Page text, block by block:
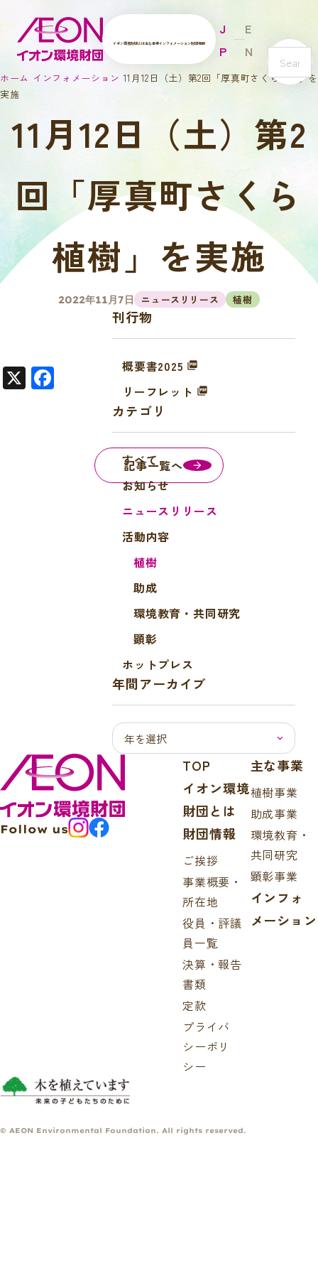
イオン環境財団とは主な事業インフォメーション財団情報
J
P
E
N
s
e
r
c
ホーム インフォメーション 11月12日（土）第2回「厚真町さくら植樹」を
実施
11月12日（土）第2
回「厚真町さくら
植樹」を実施
2022年11月7日 ニュースリリース 植樹
X
記事一覧へ
刊行物
概要書2025
リーフレット
カテゴリ
すべて
お知らせ
ニュースリリース
活動内容
植樹
助成
環境教育・共同研究
顕彰
ホットプレス
年間アーカイブ
Follow us
TOP
イオン環境
財団とは
財団情報
ご挨拶
事業概要・
所在地
役員・評議
員一覧
決算・報告
書類
定款
プライバ
シーポリ
シー
主な事業
植樹事業
助成事業
環境教育・
共同研究
顕彰事業
インフォ
メーション
© AEON Environmental Foundation. All rights reserved.